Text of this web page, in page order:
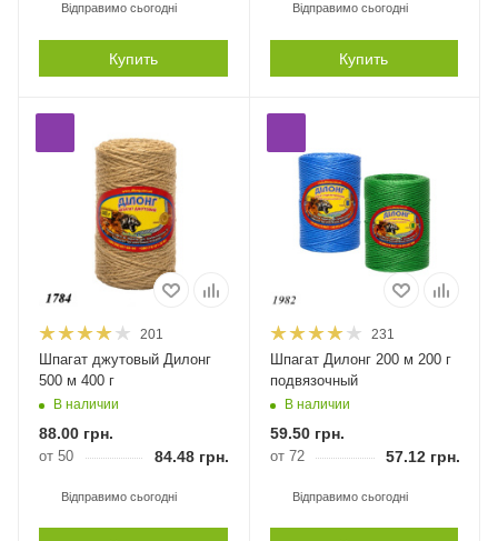
Відправимо сьогодні
Купить
Відправимо сьогодні
Купить
201
Шпагат джутовый Дилонг
500 м 400 г
В наличии
88.00 грн.
от 50 84.48 грн.
Відправимо сьогодні
231
Шпагат Дилонг 200 м 200 г
подвязочный
В наличии
59.50грн.
от 72 57.12грн.
Відправимо сьогодні